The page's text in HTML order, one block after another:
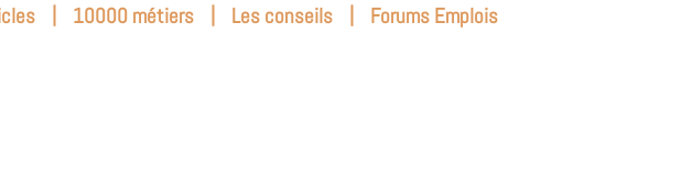
| 10000 métiers | Les conseils | Forums Emplois